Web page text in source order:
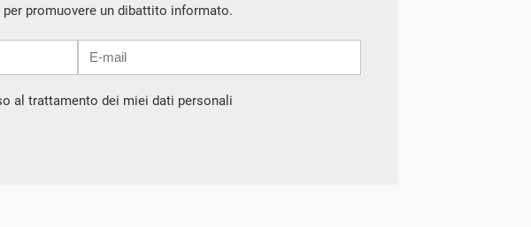
promuovere un dibattito informato.
al trattamento dei miei dati personali